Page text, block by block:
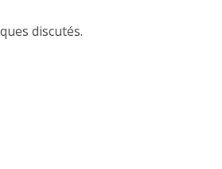
discutés.